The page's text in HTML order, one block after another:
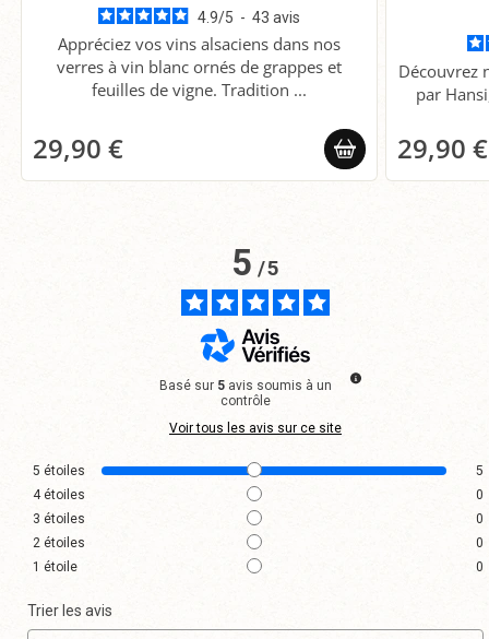
4.9/5 - 43 avis
Appréciez vos vins alsaciens dans nos
verres à vin blanc ornés de grappes et
feuilles de vigne. Tradition ...
29,90 €
Découvrez
par
29,90 €
5/5
Basé sur 5 avis soumis à un
contrôle
Voir tous les avis sur ce site
5 étoiles
5
4 étoiles
0
3 étoiles
0
2 étoiles
0
1 étoile 0
Trier les avis